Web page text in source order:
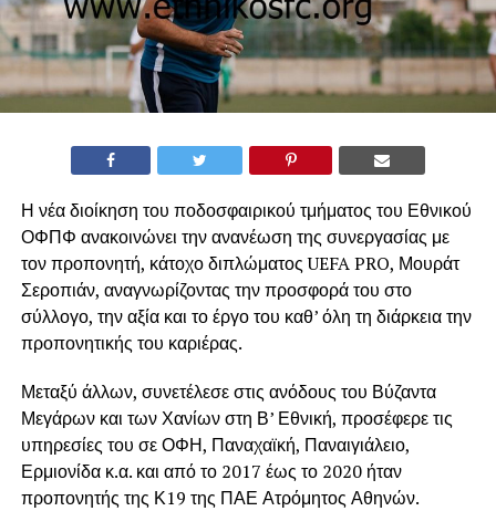
Η νέα διοίκηση του ποδοσφαιρικού τμήματος του Εθνικού
ΟΦΠΦ ανακοινώνει την ανανέωση της συνεργασίας με
τον προπονητή, κάτοχο διπλώματος UEFA PRO, Μουράτ
Σεροπιάν, αναγνωρίζοντας την προσφορά του στο
σύλλογο, την αξία και το έργο του καθ’ όλη τη διάρκεια την
προπονητικής του καριέρας.
Μεταξύ άλλων, συνετέλεσε στις ανόδους του Βύζαντα
Μεγάρων και των Χανίων στη Β’ Εθνική, προσέφερε τις
υπηρεσίες του σε ΟΦΗ, Παναχαϊκή, Παναιγιάλειο,
Ερμιονίδα κ.α. και από το 2017 έως το 2020 ήταν
προπονητής της Κ19 της ΠΑΕ Ατρόμητος Αθηνών.